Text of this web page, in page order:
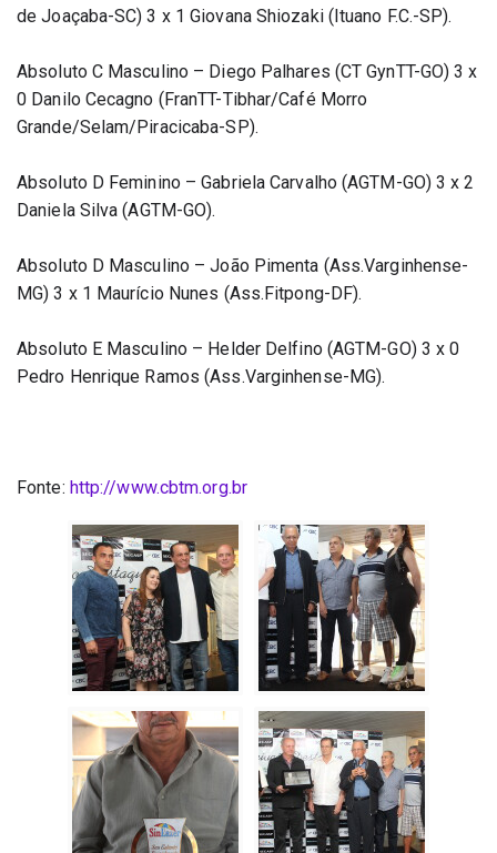
de Joaçaba-SC) 3 x 1 Giovana Shiozaki (Ituano F.C.-SP).
Absoluto C Masculino – Diego Palhares (CT GynTT-GO) 3 x
0 Danilo Cecagno (FranTT-Tibhar/Café Morro
Grande/Selam/Piracicaba-SP).
Absoluto D Feminino – Gabriela Carvalho (AGTM-GO) 3 x 2
Daniela Silva (AGTM-GO).
Absoluto D Masculino – João Pimenta (Ass.Varginhense-
MG) 3 x 1 Maurício Nunes (Ass.Fitpong-DF).
Absoluto E Masculino – Helder Delfino (AGTM-GO) 3 x 0
Pedro Henrique Ramos (Ass.Varginhense-MG).
Fonte: http://www.cbtm.org.br